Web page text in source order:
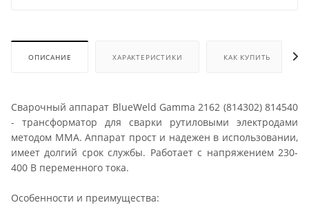
ОПИСАНИЕ ХАРАКТЕРИСТИКИ КАК КУПИТЬ
Сварочный аппарат BlueWeld Gamma 2162 (814302) 814540
- трансформатор для сварки рутиловыми электродами
методом MMA. Аппарат прост и надежен в использовании,
имеет долгий срок службы. Работает с напряжением 230-
400 В переменного тока.
Особенности и преимущества: